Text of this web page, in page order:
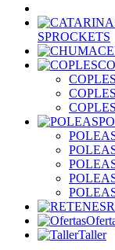
SPROCKETS
Taller